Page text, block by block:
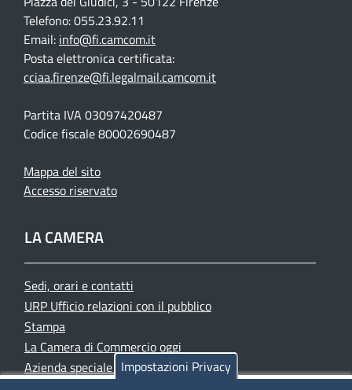
Telefono: 055.23.92.11
Email: info@fi.camcom.it
Posta elettronica certificata:
cciaa.firenze@fi.legalmail.camcom.it
Partita IVA 03097420487
Codice fiscale 80002690487
Mappa del sito
Accesso riservato
LA CAMERA
Sedi, orari e contatti
URP Ufficio relazioni con il pubblico
Stampa
La Camera di Commercio oggi
Azienda speciale PromoFirenze
Impostazioni Privacy